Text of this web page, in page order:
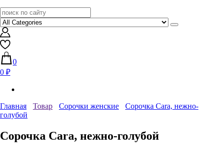
0
0 ₽
Главная Товар Сорочки женские
Сорочка Cara, нежно-
голубой
Сорочка Cara, нежно-голубой